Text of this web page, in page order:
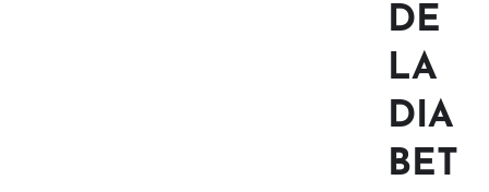
DE
LA
DIA
BET